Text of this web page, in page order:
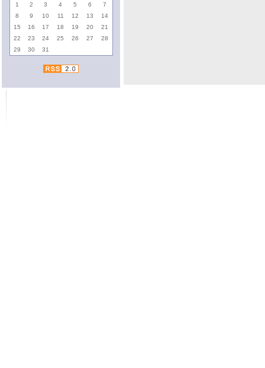
1
2 3 4 5 6
7
8
9 10 11 12 13
14
15
16 17 18 19 20
21
22
23 24 25 26 27
28
29
30 31